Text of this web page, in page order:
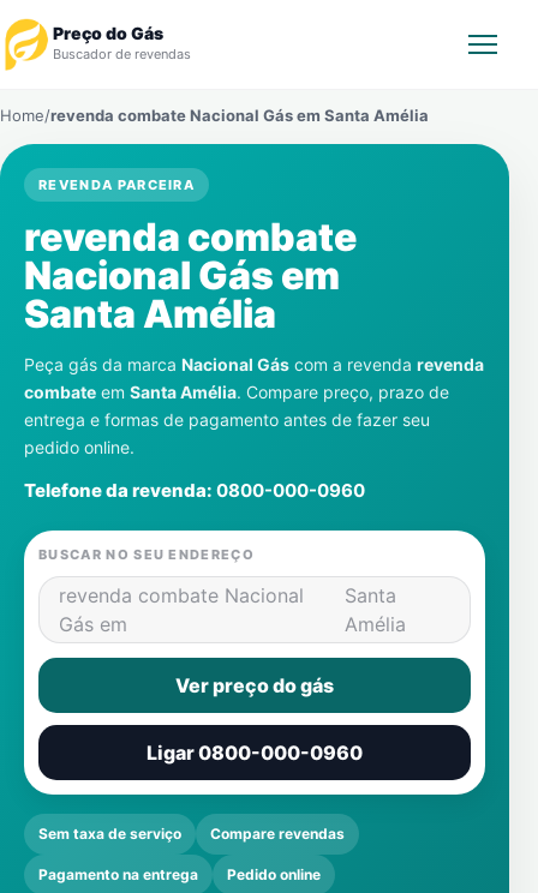
Preço do Gás
Buscador de revendas
Revendedor
Notícias
Cadastre-se
Gás
Contatos
Home/revenda combate Nacional Gás em Santa Amélia
REVENDA PARCEIRA
revenda combate
Nacional Gás em
Santa Amélia
Peça gás da marca Nacional Gás com a revenda revenda
combate em Santa Amélia. Compare preço, prazo de
entrega e formas de pagamento antes de fazer seu
pedido online.
Telefone da revenda: 0800-000-0960
BUSCAR NO SEU ENDEREÇO
revenda combate Nacional
Gás em
Santa
Amélia
Ver preço do gás
Ligar 0800-000-0960
Sem taxa de serviço Compare revendas
Pagamento na entrega Pedido online